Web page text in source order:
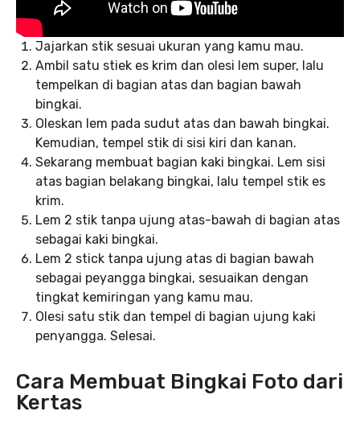
Jajarkan stik sesuai ukuran yang kamu mau.
Ambil satu stiek es krim dan olesi lem super, lalu
tempelkan di bagian atas dan bagian bawah
bingkai.
Oleskan lem pada sudut atas dan bawah bingkai.
Kemudian, tempel stik di sisi kiri dan kanan.
Sekarang membuat bagian kaki bingkai. Lem sisi
atas bagian belakang bingkai, lalu tempel stik es
krim.
Lem 2 stik tanpa ujung atas-bawah di bagian atas
sebagai kaki bingkai.
Lem 2 stick tanpa ujung atas di bagian bawah
sebagai peyangga bingkai, sesuaikan dengan
tingkat kemiringan yang kamu mau.
Olesi satu stik dan tempel di bagian ujung kaki
penyangga. Selesai.
Cara Membuat Bingkai Foto dari
Kertas